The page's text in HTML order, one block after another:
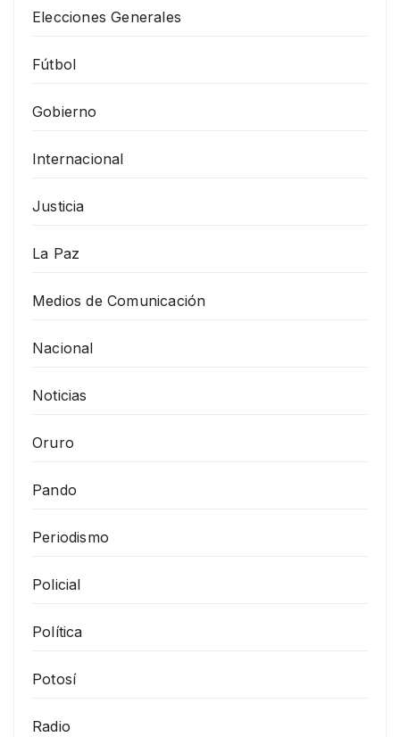
Elecciones Generales
Fútbol
Gobierno
Internacional
Justicia
La Paz
Medios de Comunicación
Nacional
Noticias
Oruro
Pando
Periodismo
Policial
Política
Potosí
Radio